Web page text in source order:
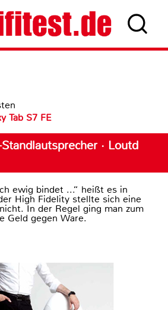
Tab S7 FE
· Loutd
ewig bindet ...“ heißt es in
High Fidelity stellte sich eine
In der Regel ging man zum
Geld gegen Ware.